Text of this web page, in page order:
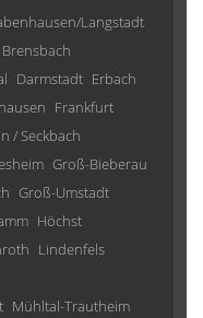
Langstadt
Brensbach
Darmstadt Erbach
Frankfurt
/ Seckbach
Groß-Bieberau
Groß-Umstadt
Höchst
Lindenfels
Mühltal-Trautheim